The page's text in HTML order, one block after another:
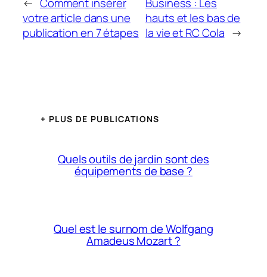
votre article dans une
publication en 7 étapes
hauts et les bas de
la vie et RC Cola →
+ PLUS DE PUBLICATIONS
Quels outils de jardin sont des
équipements de base ?
Quel est le surnom de Wolfgang
Amadeus Mozart ?